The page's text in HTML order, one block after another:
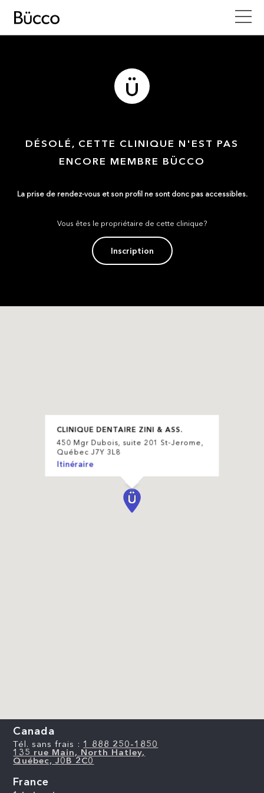
DÉSOLÉ, CETTE CLINIQUE N'EST PAS
ENCORE MEMBRE BÜCCO
La prise de rendez-vous et son profil ne sont donc pas accessibles.
Vous êtes le propriétaire de cette clinique?
Inscription
CLINIQUE DENTAIRE ZINI & ASS.
450 Mgr Dubois, suite 201 St-Jerome,
Québec J7Y 3L8
Itinéraire
Canada
Tél. sans frais : 1 888 250-1850
135 rue Main, North Hatley,
Québec, J0B 2C0
France